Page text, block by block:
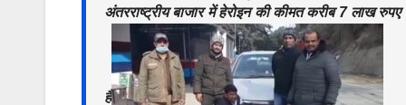
अंतरराष्ट्रीय बाजार में हेरोइन की कीमत करीब 7 लाख
है